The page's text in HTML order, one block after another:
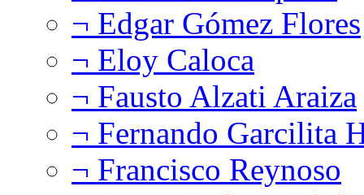
¬ Edgar Gómez Flores
¬ Eloy Caloca
¬ Fausto Alzati Araiza
¬ Fernando Garcilita
¬ Francisco Reynoso